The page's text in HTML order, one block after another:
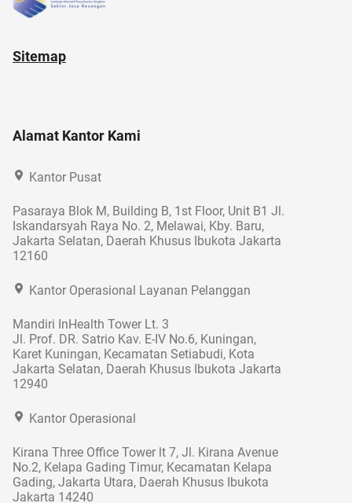
Sitemap
Alamat Kantor Kami
Kantor Pusat
Pasaraya Blok M, Building B, 1st Floor, Unit B1 Jl.
Iskandarsyah Raya No. 2, Melawai, Kby. Baru,
Jakarta Selatan, Daerah Khusus Ibukota Jakarta
12160
Kantor Operasional Layanan Pelanggan
Mandiri InHealth Tower Lt. 3
Jl. Prof. DR. Satrio Kav. E-IV No.6, Kuningan,
Karet Kuningan, Kecamatan Setiabudi, Kota
Jakarta Selatan, Daerah Khusus Ibukota Jakarta
12940
Kantor Operasional
Kirana Three Office Tower lt 7, Jl. Kirana Avenue
No.2, Kelapa Gading Timur, Kecamatan Kelapa
Gading, Jakarta Utara, Daerah Khusus Ibukota
Jakarta 14240